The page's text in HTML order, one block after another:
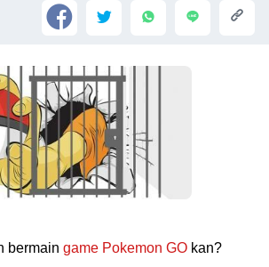
bermain game Pokemon GO kan?